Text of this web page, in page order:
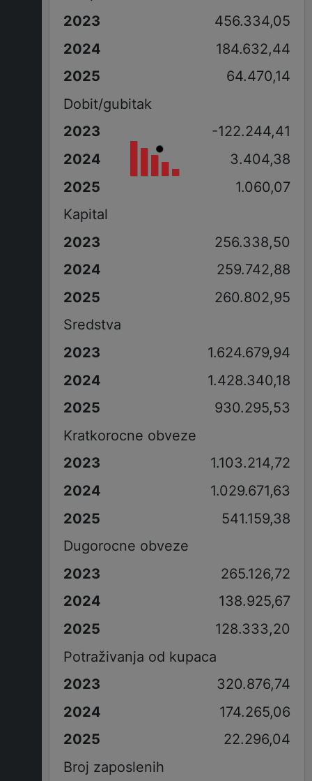
456.334,05
184.632,44
64.470,14
Dobit/gubitak
-122.244,41
3.404,38
1.060,07
Kapital
256.338,50
259.742,88
260.802,95
Sredstva
1.624.679,94
1.428.340,18
930.295,53
Kratkorocne obveze
1.103.214,72
1.029.671,63
541.159,38
Dugorocne obveze
265.126,72
138.925,67
128.333,20
Potraživanja od kupaca
320.876,74
174.265,06
22.296,04
Broj zaposlenih